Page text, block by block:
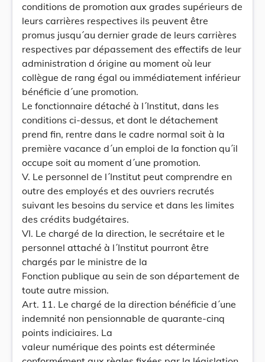
conditions de promotion aux grades supérieurs de
leurs carrières respectives ils peuvent être
promus jusqu´au dernier grade de leurs carrières
respectives par dépassement des effectifs de leur
administration d órigine au moment où leur
collègue de rang égal ou immédiatement inférieur
bénéficie d´une promotion.
Le fonctionnaire détaché à l´Institut, dans les
conditions ci-dessus, et dont le détachement
prend fin, rentre dans le cadre normal soit à la
première vacance d´un emploi de la fonction qu´il
occupe soit au moment d´une promotion.
V. Le personnel de l´Institut peut comprendre en
outre des employés et des ouvriers recrutés
suivant les besoins du service et dans les limites
des crédits budgétaires.
VI. Le chargé de la direction, le secrétaire et le
personnel attaché à l´Institut pourront être
chargés par le ministre de la
Fonction publique au sein de son département de
toute autre mission.
Art. 11. Le chargé de la direction bénéficie d´une
indemnité non pensionnable de quarante-cinq
points indiciaires. La
valeur numérique des points est déterminée